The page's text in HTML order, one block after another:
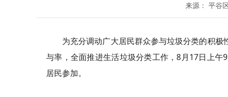
来源： 平谷
为充分调动广大居民群众参与垃圾分类的积
与率，全面推进生活垃圾分类工作，8月17日上午
居民参加。